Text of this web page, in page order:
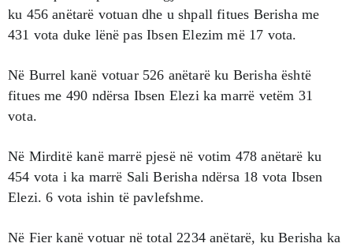
ku 456 anëtarë votuan dhe u shpall fitues Berisha me
431 vota duke lënë pas Ibsen Elezim më 17 vota.
Në Burrel kanë votuar 526 anëtarë ku Berisha është
fitues me 490 ndërsa Ibsen Elezi ka marrë vetëm 31
vota.
Në Mirditë kanë marrë pjesë në votim 478 anëtarë ku
454 vota i ka marrë Sali Berisha ndërsa 18 vota Ibsen
Elezi. 6 vota ishin të pavlefshme.
Në Fier kanë votuar në total 2234 anëtarë, ku Berisha ka